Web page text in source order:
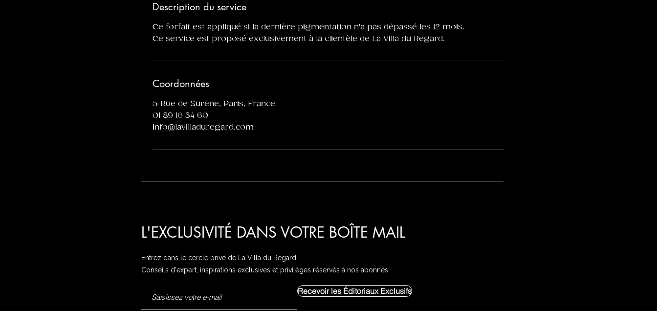
Description du service
Ce forfait est appliqué si la dernière pigmentation n'a pas dépassé les 12 mois.
Ce service est proposé exclusivement à la clientèle de La Villa du Regard.
Coordonnées
5 Rue de Surène, Paris, France
01 89 16 34 60
info@lavilladuregard.com
L'EXCLUSIVITÉ DANS VOTRE BOÎTE MAIL
Entrez dans le cercle privé de La Villa du Regard.
Conseils d'expert, inspirations exclusives et privilèges réservés à nos abonnés.
Recevoir les Éditoriaux Exclusifs